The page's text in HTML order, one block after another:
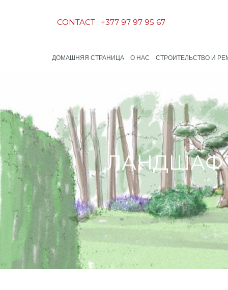
CONTACT : +377 97 97 95 67
ДОМАШНЯЯ СТРАНИЦА О НАС СТРОИТЕЛЬСТВО И